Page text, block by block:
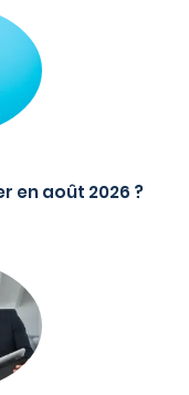
en août 2026 ?